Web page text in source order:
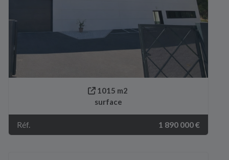
1015 m2
surface
Réf. 1 890 000 €